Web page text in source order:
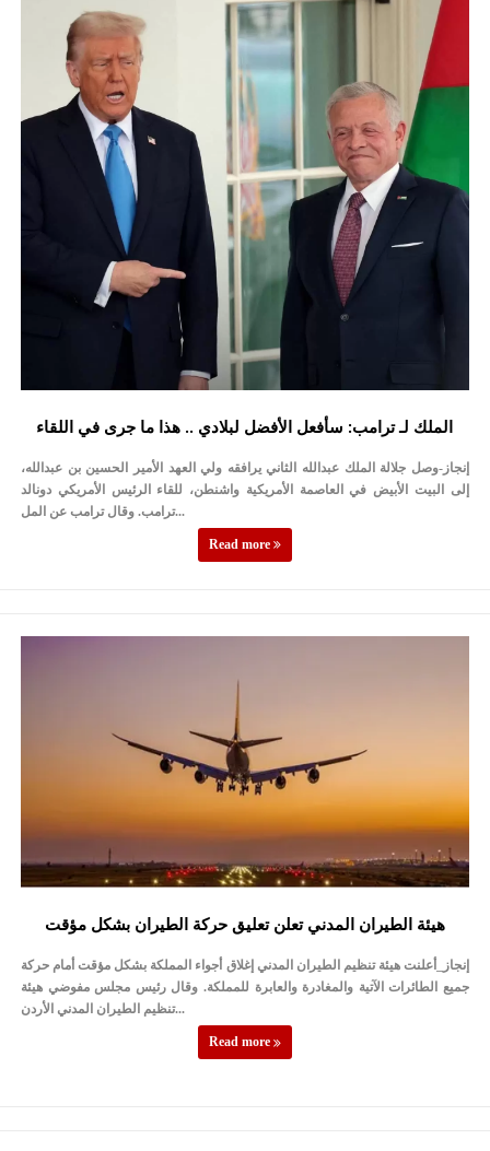
الملك لـ ترامب: سأفعل الأفضل لبلادي .. هذا ما جرى في اللقاء
إنجاز-وصل جلالة الملك عبدالله الثاني يرافقه ولي العهد الأمير الحسين بن عبدالله،
إلى البيت الأبيض في العاصمة الأمريكية واشنطن، للقاء الرئيس الأمريكي دونالد
ترامب. وقال ترامب عن المل...
Read more
هيئة الطيران المدني تعلن تعليق حركة الطيران بشكل مؤقت
إنجاز_أعلنت هيئة تنظيم الطيران المدني إغلاق أجواء المملكة بشكل مؤقت أمام حركة
جميع الطائرات الآتية والمغادرة والعابرة للمملكة. وقال رئيس مجلس مفوضي هيئة
تنظيم الطيران المدني الأردن...
Read more